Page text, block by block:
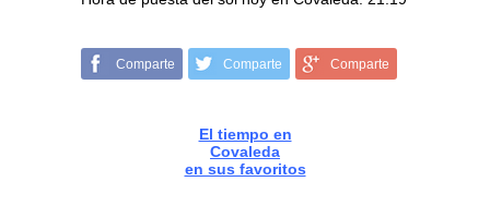
Comparte Comparte Comparte
El tiempo en
Covaleda
en sus favoritos